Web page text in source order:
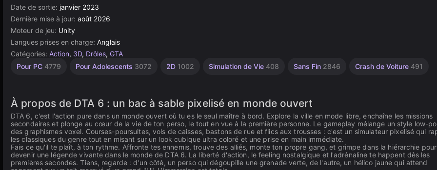
Date de sortie: janvier 2023
Dernière mise à jour: août 2026
Moteur de jeu: Unity
Langues prises en charge: Anglais
Catégories: Action, 3D, Drôles, GTA
Pour PC 4779 Pour Adolescents 3072 2D 1002 Simulation de Vie 408 Sans Fin 2846 Crash de Voiture 491
Bureau
Gangsters
Indépendants
Bac à
Haute
Monde
Pixels
Navigateur
Unity
À propos de DTA 6 : un bac à sable pixelisé en monde ouvert
DTA 6, c'est l'action pure dans un monde ouvert où tu es le seul maître à bord. Explore la ville en mode libre, enchaîne les missions
secondaires et plonge au cœur de la vie de ton perso, le tout en vue à la première personne. Le gameplay mélange un style low-
des graphismes voxel. Courses-poursuites, vols de caisses, bastons de rue et flics aux trousses : c'est un simulateur pixelisé qui
les classiques du genre tout en misant sur un look cubique ultra coloré et une prise en main immédiate.
Fais ce qu'il te plaît, à ton rythme. Affronte tes ennemis, trouve des alliés, monte ton propre gang, et grimpe dans la hiérarchie pour
devenir une légende vivante dans le monde de DTA 6. La liberté d'action, le feeling nostalgique et l'adrénaline te happent dès les
premières secondes. Tiens, regarde : d'un côté, un perso qui dégoupille une grenade verte, de l'autre, un hélico jaune qui attend